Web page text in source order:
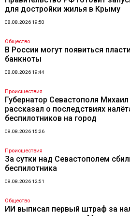
для достройки жилья в Крыму
08.08.2026 19:50
Общество
В России могут появиться
банкноты
08.08.2026 19:44
Происшествия
Губернатор Севастополя
рассказал о последствиях
беспилотников на город
08.08.2026 15:26
Происшествия
За сутки над Севастополем
беспилотника
08.08.2026 12:51
Общество
ИИ выписал первый штраф за